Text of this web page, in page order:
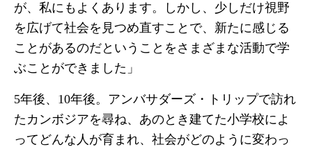
が、私にもよくあります。しかし、少しだけ視野
を広げて社会を見つめ直すことで、新たに感じる
ことがあるのだということをさまざまな活動で学
ぶことができました」
5年後、10年後。アンバサダーズ・トリップで訪れ
たカンボジアを尋ね、あのとき建てた小学校によ
ってどんな人が育まれ、社会がどのように変わっ